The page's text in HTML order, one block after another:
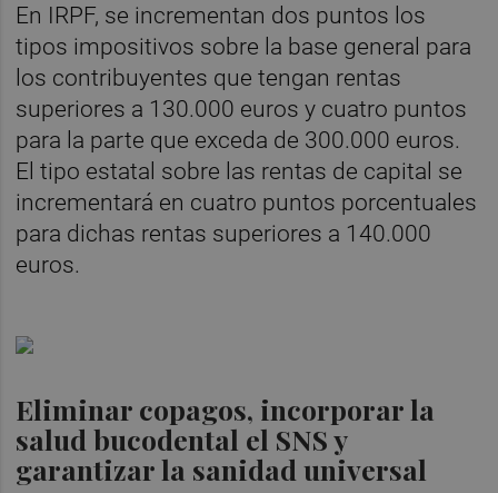
En IRPF, se incrementan dos puntos los
tipos impositivos sobre la base general para
los contribuyentes que tengan rentas
superiores a 130.000 euros y cuatro puntos
para la parte que exceda de 300.000 euros.
El tipo estatal sobre las rentas de capital se
incrementará en cuatro puntos porcentuales
para dichas rentas superiores a 140.000
euros.
Eliminar copagos, incorporar la
salud bucodental el SNS y
garantizar la sanidad universal